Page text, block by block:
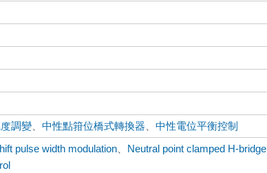
調變 、中性點箝位橋式轉換器 、中性電位平衡控制
pulse width modulation Neutral point clamped H-bridge